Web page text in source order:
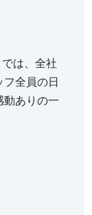
は、全社
全員の日
ありの一